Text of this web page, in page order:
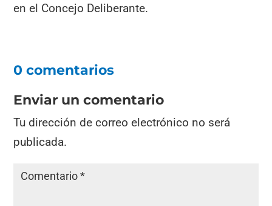
en el Concejo Deliberante.
0 comentarios
Enviar un comentario
Tu dirección de correo electrónico no será
publicada.